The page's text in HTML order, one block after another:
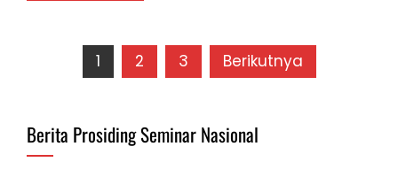
Paginasi
1 2 3 Berikutnya
Berita Prosiding Seminar Nasional